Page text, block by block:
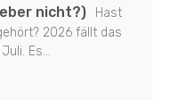
nicht?)
Hast
2026 fällt das
Es...